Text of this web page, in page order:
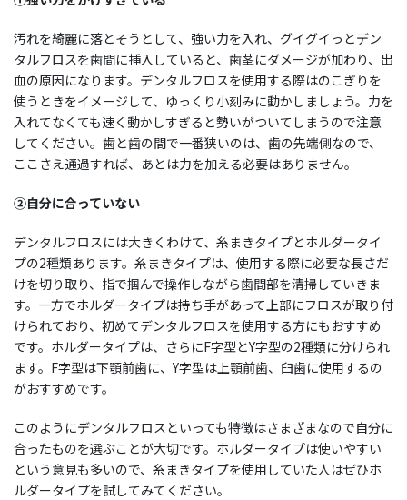
汚れを綺麗に落とそうとして、強い力を入れ、グイグイっとデン
タルフロスを歯間に挿入していると、歯茎にダメージが加わり、出
血の原因になります。デンタルフロスを使用する際はのこぎりを
使うときをイメージして、ゆっくり小刻みに動かしましょう。力を
入れてなくても速く動かしすぎると勢いがついてしまうので注意
してください。歯と歯の間で一番狭いのは、歯の先端側なので、
ここさえ通過すれば、あとは力を加える必要はありません。
②自分に合っていない
デンタルフロスには大きくわけて、糸まきタイプとホルダータイ
プの2種類あります。糸まきタイプは、使用する際に必要な長さだ
けを切り取り、指で掴んで操作しながら歯間部を清掃していきま
す。一方でホルダータイプは持ち手があって上部にフロスが取り付
けられており、初めてデンタルフロスを使用する方にもおすすめ
です。ホルダータイプは、さらにF字型とY字型の2種類に分けられ
ます。F字型は下顎前歯に、Y字型は上顎前歯、臼歯に使用するの
がおすすめです。
このようにデンタルフロスといっても特徴はさまざまなので自分に
合ったものを選ぶことが大切です。ホルダータイプは使いやすい
という意見も多いので、糸まきタイプを使用していた人はぜひホ
ルダータイプを試してみてください。